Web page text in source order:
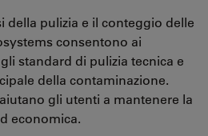
della pulizia e il conteggio delle
consentono ai
standard di pulizia tecnica e
della contaminazione.
gli utenti a mantenere la
economica.